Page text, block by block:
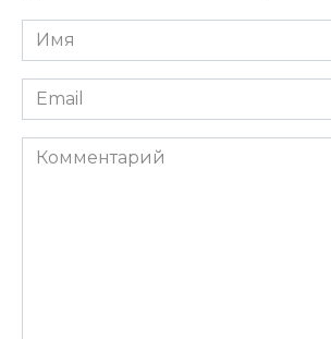
Имя
*
Email
*
Комментарий